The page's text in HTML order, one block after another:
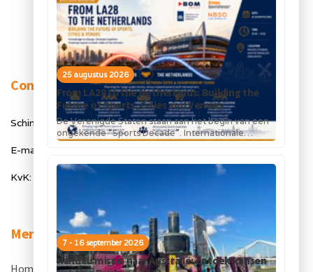
25 augustus 2026
From LA28 to the Netherlands: Building the
Future of Sports, Cities and Venues
De Verenigde Staten staan aan het begin van een
ongekende “Sports Decade”. Internationale
topsportevenementen en grote investeringen in
7 - 16 september 2026
Handelsmissie naar Australië: ontdek kansen
Contact
Schimmelt 40, 5611 ZX Eindhoven
E-mail: info@orangesportsforum.com
KvK: 50334905
Menu
Home